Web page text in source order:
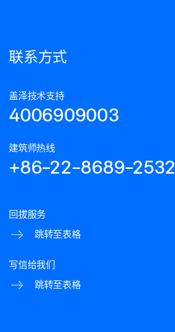
联系方式
盖泽技术支持
4006909003
建筑师热线
+86-22-8689-2532
回拔服务
跳转至表格
写信给我们
跳转至表格